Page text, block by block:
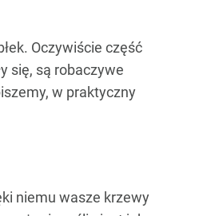
Oczywiście część
się, są robaczywe
w praktyczny
niemu wasze krzewy